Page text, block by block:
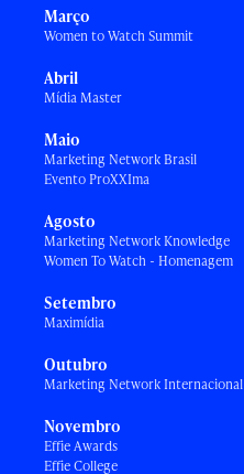
Março
Women to Watch Summit
Abril
Mídia Master
Maio
Marketing Network Brasil
Evento ProXXIma
Agosto
Marketing Network Knowledge
Women To Watch - Homenagem
Setembro
Maximídia
Outubro
Marketing Network Internacional
Novembro
Effie Awards
Effie College